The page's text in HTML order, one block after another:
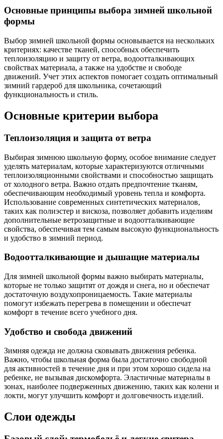
Основные принципы выбора зимней школьной
формы
Выбор зимней школьной формы основывается на нескольких
критериях: качестве тканей, способных обеспечить
теплоизоляцию и защиту от ветра, водоотталкивающих
свойствах материала, а также на удобстве и свободе
движений. Учет этих аспектов помогает создать оптимальный
зимний гардероб для школьника, сочетающий
функциональность и стиль.
Основные критерии выбора
Теплоизоляция и защита от ветра
Выбирая зимнюю школьную форму, особое внимание следует
уделять материалам, которые характеризуются отличными
теплоизоляционными свойствами и способностью защищать
от холодного ветра. Важно отдать предпочтение тканям,
обеспечивающим необходимый уровень тепла и комфорта.
Использование современных синтетических материалов,
таких как полиэстер и вискоза, позволяет добавить изделиям
дополнительные ветрозащитные и водоотталкивающие
свойства, обеспечивая тем самым высокую функциональность
и удобство в зимний период.
Водоотталкивающие и дышащие материалы
Для зимней школьной формы важно выбирать материалы,
которые не только защитят от дождя и снега, но и обеспечат
достаточную воздухопроницаемость. Такие материалы
помогут избежать перегрева в помещении и обеспечат
комфорт в течение всего учебного дня.
Удобство и свобода движений
Зимняя одежда не должна сковывать движения ребенка.
Важно, чтобы школьная форма была достаточно свободной
для активностей в течение дня и при этом хорошо сидела на
ребенке, не вызывая дискомфорта. Эластичные материалы в
зонах, наиболее подверженных движению, таких как колени и
локти, могут улучшить комфорт и долговечность изделий.
Слои одежды